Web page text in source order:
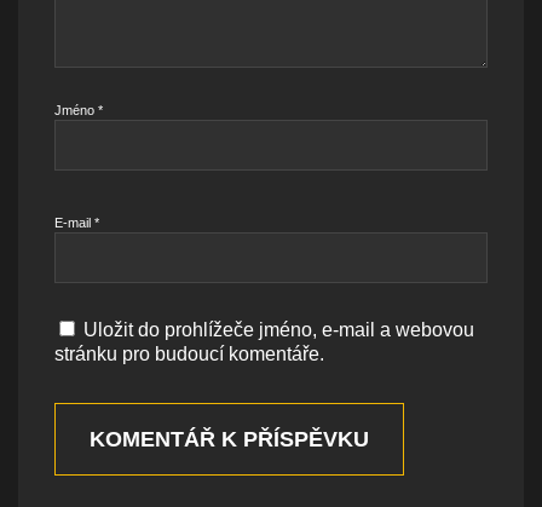
Jméno *
E-mail *
Uložit do prohlížeče jméno, e-mail a webovou
stránku pro budoucí komentáře.
KOMENTÁŘ K PŘÍSPĚVKU